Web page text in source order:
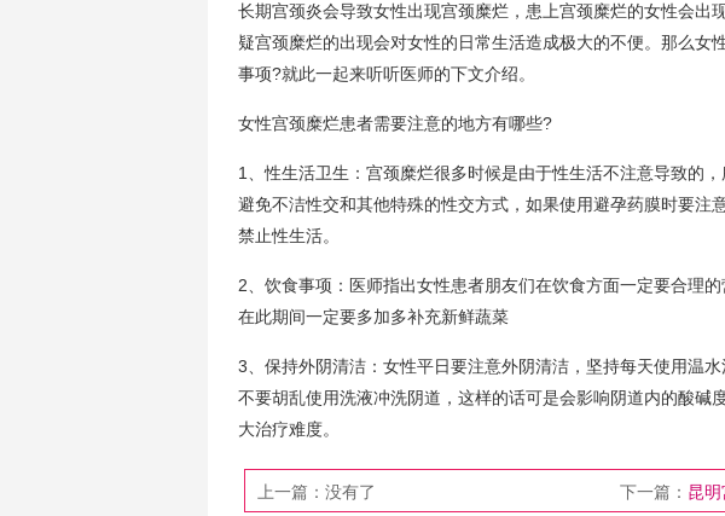
长期宫颈炎会导致女性出现宫颈糜烂，患上宫颈糜烂的女性会出
疑宫颈糜烂的出现会对女性的日常生活造成极大的不便。那么女
事项?就此一起来听听医师的下文介绍。
女性宫颈糜烂患者需要注意的地方有哪些?
1、性生活卫生：宫颈糜烂很多时候是由于性生活不注意导致的
避免不洁性交和其他特殊的性交方式，如果使用避孕药膜时要注
禁止性生活。
2、饮食事项：医师指出女性患者朋友们在饮食方面一定要合理
在此期间一定要多加多补充新鲜蔬菜
3、保持外阴清洁：女性平日要注意外阴清洁，坚持每天使用温
不要胡乱使用洗液冲洗阴道，这样的话可是会影响阴道内的酸碱
大治疗难度。
上一篇：没有了 下一篇： 昆